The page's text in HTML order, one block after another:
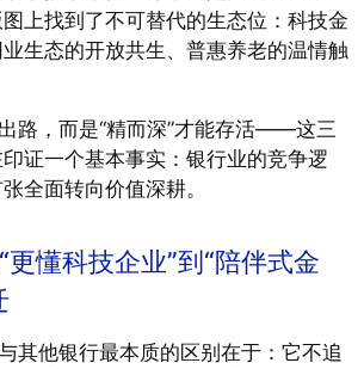
上找到了不可替代的生态位：科技金
生态的开放共生、普惠养老的温情触
路，而是“精而深”才能存活——这三
证一个基本事实：银行业的竞争逻
全面转向价值深耕。
懂科技企业”到“陪伴式金
其他银行最本质的区别在于：它不追